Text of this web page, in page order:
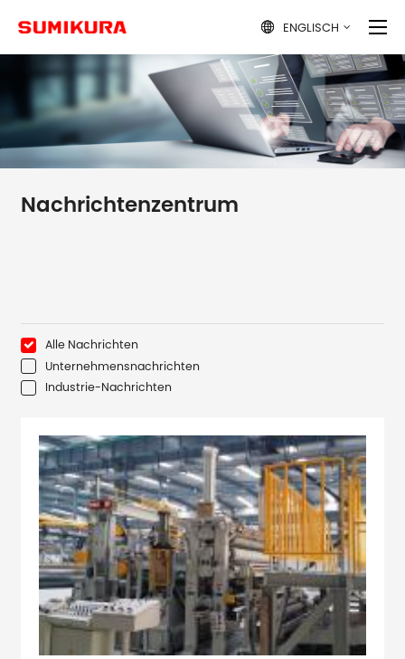
 ENGLISCH
Nachrichtenzentrum
Alle Nachrichten
Unternehmensnachrichten
Industrie-Nachrichten